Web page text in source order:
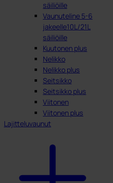
säiliöille
Vaunuteline 5-6
jakeelle10L/21L
säiliöille
Kuutonen plus
Nelikko
Nelikko plus
Seitsikko
Seitsikko plus
Viitonen
Viitonen plus
Lajitteluvaunut